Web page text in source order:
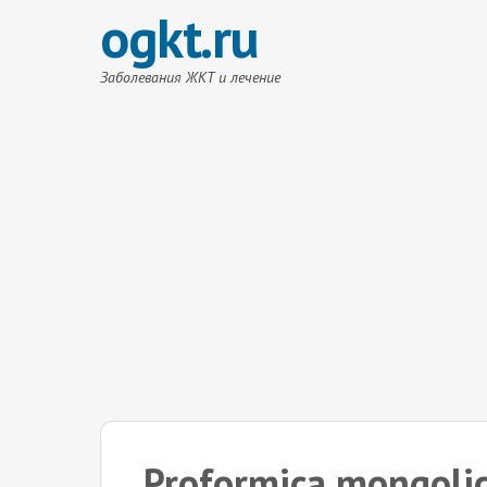
ogkt.ru
Заболевания ЖКТ и лечение